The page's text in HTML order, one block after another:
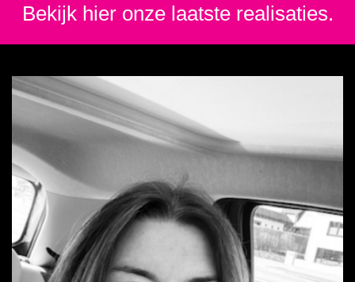
Bekijk hier onze laatste realisaties.